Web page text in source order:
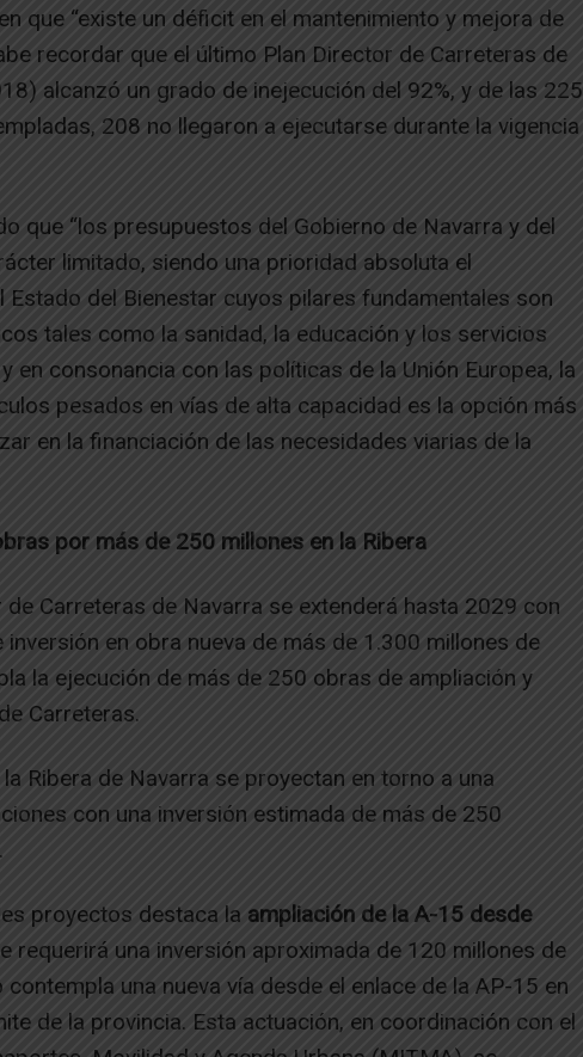
que “existe un déficit en el mantenimiento y mejora de
recordar que el último Plan Director de Carreteras de
alcanzó un grado de inejecución del 92%, y de las 225
208 no llegaron a ejecutarse durante la vigencia
que “los presupuestos del Gobierno de Navarra y del
limitado, siendo una prioridad absoluta el
Estado del Bienestar cuyos pilares fundamentales son
tales como la sanidad, la educación y los servicios
en consonancia con las políticas de la Unión Europea, la
pesados en vías de alta capacidad es la opción más
en la financiación de las necesidades viarias de la
por más de 250 millones en la Ribera
de Carreteras de Navarra se extenderá hasta 2029 con
inversión en obra nueva de más de 1.300 millones de
la ejecución de más de 250 obras de ampliación y
Carreteras.
Ribera de Navarra se proyectan en torno a una
con una inversión estimada de más de 250
proyectos destaca la ampliación de la A-15 desde
requerirá una inversión aproximada de 120 millones de
una nueva vía desde el enlace de la AP-15 en
de la provincia. Esta actuación, en coordinación con el